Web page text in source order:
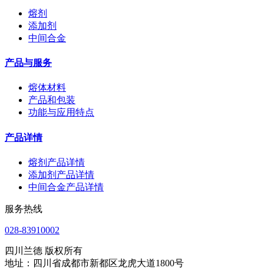
熔剂
添加剂
中间合金
产品与服务
熔体材料
产品和包装
功能与应用特点
产品详情
熔剂产品详情
添加剂产品详情
中间合金产品详情
服务热线
028-83910002
四川兰德 版权所有
地址：四川省成都市新都区龙虎大道1800号